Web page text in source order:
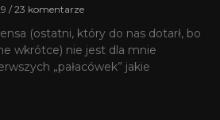
23 komentarze
(ostatni, który do nas dotarł, bo
wkrótce) nie jest dla mnie
„pałacówek” jakie